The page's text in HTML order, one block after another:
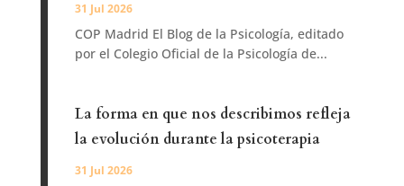
31 Jul 2026
COP Madrid El Blog de la Psicología, editado
por el Colegio Oficial de la Psicología de...
La forma en que nos describimos refleja
la evolución durante la psicoterapia
31 Jul 2026